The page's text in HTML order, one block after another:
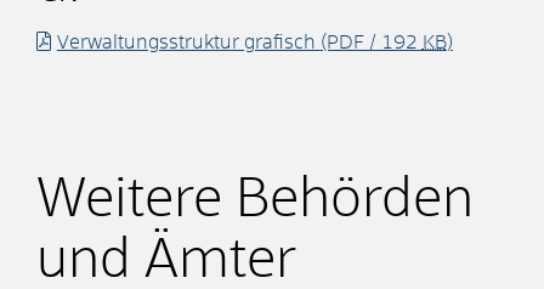
Verwaltungsstruktur grafisch (PDF / 192 KB)
Weitere Behörden
und Ämter